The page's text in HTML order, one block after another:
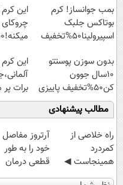
بمب جوانساز! کرم
بوتاکس جلبک
اسپیرولینا50%تخفیف
این
میکنه!50%تخفیف
بدون سوزن پوستتو
10سال جوون
کن50%تخفیف پاییزی
این
برات
تا
مطالب پیشنهادی
‌راه خلاصی از
کمردرد
همینجاست ◀
فقط کافیه فرم
آرتروز مفاصل
خود را به طور
قطعی درمان
کنید!